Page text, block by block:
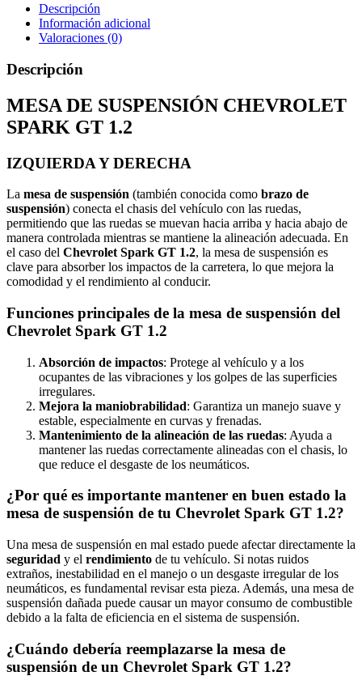
Descripción
Información adicional
Valoraciones (0)
Descripción
MESA DE SUSPENSIÓN CHEVROLET
SPARK GT 1.2
IZQUIERDA Y DERECHA
La mesa de suspensión (también conocida como brazo de
suspensión) conecta el chasis del vehículo con las ruedas,
permitiendo que las ruedas se muevan hacia arriba y hacia abajo de
manera controlada mientras se mantiene la alineación adecuada. En
el caso del Chevrolet Spark GT 1.2, la mesa de suspensión es
clave para absorber los impactos de la carretera, lo que mejora la
comodidad y el rendimiento al conducir.
Funciones principales de la mesa de suspensión del
Chevrolet Spark GT 1.2
Absorción de impactos: Protege al vehículo y a los
ocupantes de las vibraciones y los golpes de las superficies
irregulares.
Mejora la maniobrabilidad: Garantiza un manejo suave y
estable, especialmente en curvas y frenadas.
Mantenimiento de la alineación de las ruedas: Ayuda a
mantener las ruedas correctamente alineadas con el chasis, lo
que reduce el desgaste de los neumáticos.
¿Por qué es importante mantener en buen estado la
mesa de suspensión de tu Chevrolet Spark GT 1.2?
Una mesa de suspensión en mal estado puede afectar directamente la
seguridad y el rendimiento de tu vehículo. Si notas ruidos
extraños, inestabilidad en el manejo o un desgaste irregular de los
neumáticos, es fundamental revisar esta pieza. Además, una mesa de
suspensión dañada puede causar un mayor consumo de combustible
debido a la falta de eficiencia en el sistema de suspensión.
¿Cuándo debería reemplazarse la mesa de
suspensión de un Chevrolet Spark GT 1.2?